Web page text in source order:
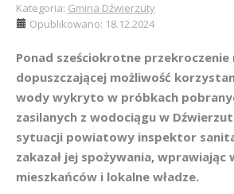
Kategoria: Gmina Dźwierzuty
Opublikowano: 18.12.2024
Ponad sześciokrotne przekroczenie
dopuszczającej możliwość
wody wykryto w próbkach
zasilanych z wodociągu w
sytuacji powiatowy inspektor
zakazał jej spożywania, wprawiając
mieszkańców i lokalne władze.